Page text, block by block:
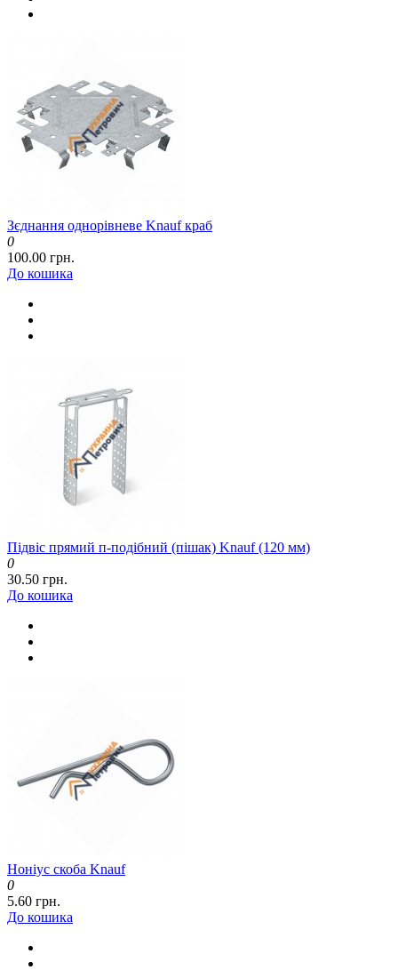
Зєднання однорівневе Knauf краб
0
100.00 грн.
До кошика
Підвіс прямий п-подібний (пішак) Knauf (120 мм)
0
30.50 грн.
До кошика
Ноніус скоба Knauf
0
5.60 грн.
До кошика